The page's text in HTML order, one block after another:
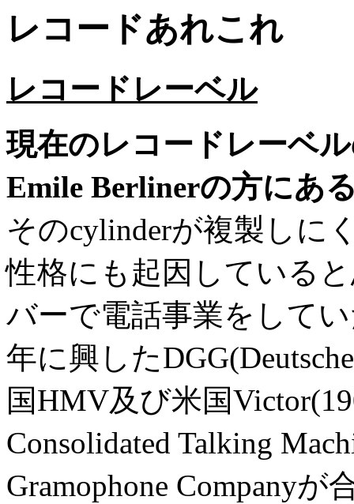
レコードあれこれ
レコードレーベル
現在のレコードレーベ
Emile Berlinerの方にあ
そのcylinderが複製しに
性格にも起因している
バーで電話事業をしてい
年に興した
国HMV及び米国
Consolidated Talking
Gramophone Company